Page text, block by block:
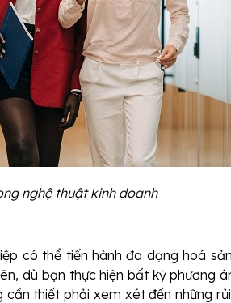
nghệ thuật kinh doanh
có thể tiến hành đa dạng hoá
dù bạn thực hiện bất kỳ phương
thiết phải xem xét đến những